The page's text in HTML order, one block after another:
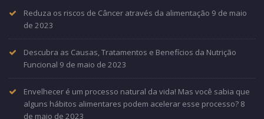
Reduza os riscos de Câncer através da alimentação 9 de maio
de 2023
Descubra as Causas, Tratamentos e Benefícios da Nutrição
Funcional 9 de maio de 2023
Envelhecer é um processo natural da vida! Mas você sabia que
alguns hábitos alimentares podem acelerar esse processo? 8
de maio de 2023